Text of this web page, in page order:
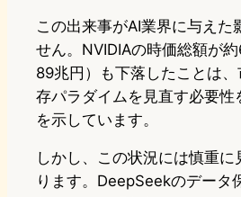
この出来事がAI業界に与えた
せん。NVIDIAの時価総額が
89兆円）も下落したことは
存パラダイムを見直す必要性
を示しています。
しかし、この状況には慎重に
ります。DeepSeekのデータ